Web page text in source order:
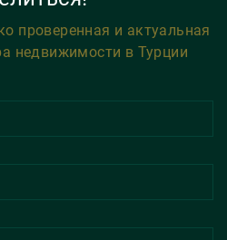
проверенная и актуальная
недвижимости в Турции